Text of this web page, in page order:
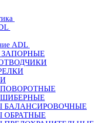
ADL
БАЛАНСИРОВОЧНЫЕ